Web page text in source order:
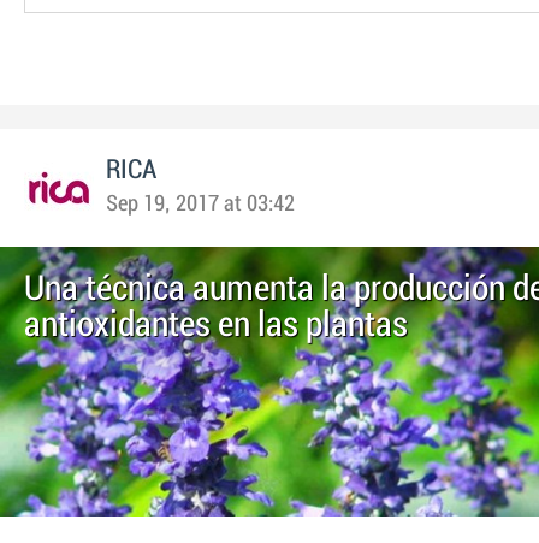
RICA
Sep 19, 2017 at 03:42
Una técnica aumenta la producción
antioxidantes en las plantas